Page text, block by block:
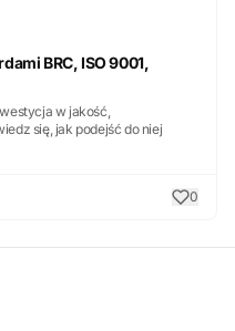
BRC, ISO 9001,
w jakość,
się, jak podejść do niej
0